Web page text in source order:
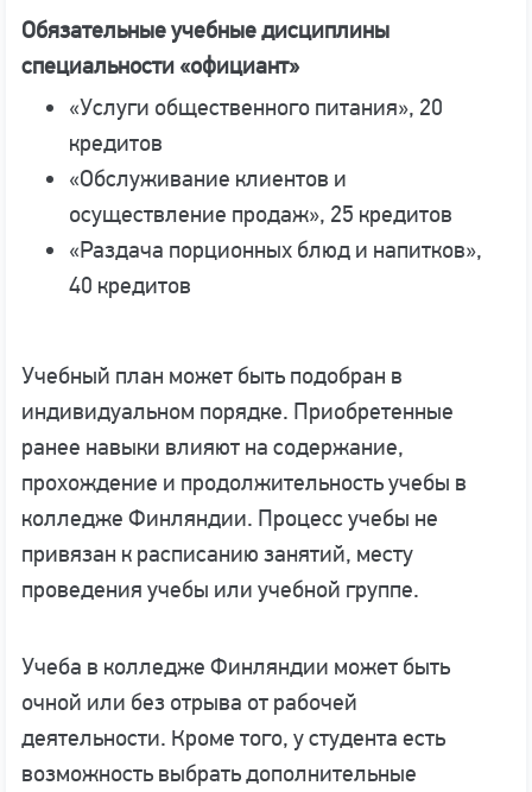
Обязательные учебные дисциплины
специальности «официант»
«Услуги общественного питания», 20
кредитов
«Обслуживание клиентов и
осуществление продаж», 25 кредитов
«Раздача порционных блюд и напитков»,
40 кредитов
Учебный план может быть подобран в
индивидуальном порядке. Приобретенные
ранее навыки влияют на содержание,
прохождение и продолжительность учебы в
колледже Финляндии. Процесс учебы не
привязан к расписанию занятий, месту
проведения учебы или учебной группе.
Учеба в колледже Финляндии может быть
очной или без отрыва от рабочей
деятельности. Кроме того, у студента есть
возможность выбрать дополнительные